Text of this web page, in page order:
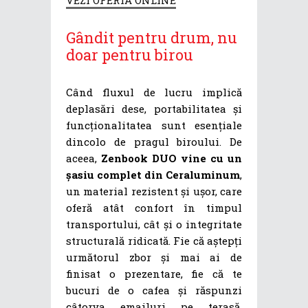
Gândit pentru drum, nu
doar pentru birou
Când fluxul de lucru implică
deplasări dese, portabilitatea și
funcționalitatea sunt esențiale
dincolo de pragul biroului. De
aceea, Zenbook DUO vine cu un
șasiu complet din Ceraluminum,
un material rezistent și ușor, care
oferă atât confort în timpul
transportului, cât și o integritate
structurală ridicată. Fie că aștepți
următorul zbor și mai ai de
finisat o prezentare, fie că te
bucuri de o cafea și răspunzi